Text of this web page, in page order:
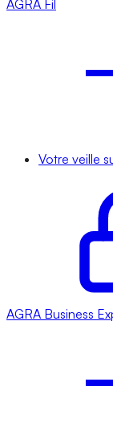
AGRA Fil
Votre veille
AGRA Business